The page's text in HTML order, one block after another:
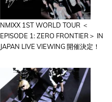
NMIXX 1ST WORLD TOUR ＜
EPISODE 1: ZERO FRONTIER＞ IN
JAPAN LIVE VIEWING 開催決定！